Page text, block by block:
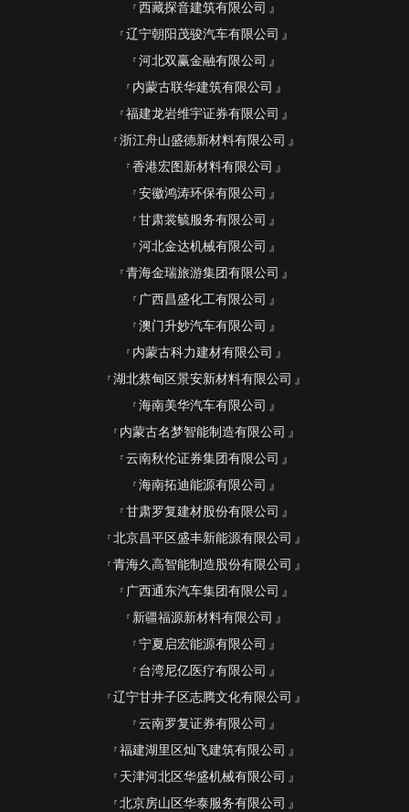
西藏探音建筑有限公司
辽宁朝阳茂骏汽车有限公司
河北双赢金融有限公司
内蒙古联华建筑有限公司
福建龙岩维宇证券有限公司
浙江舟山盛德新材料有限公司
香港宏图新材料有限公司
安徽鸿涛环保有限公司
甘肃裳毓服务有限公司
河北金达机械有限公司
青海金瑞旅游集团有限公司
广西昌盛化工有限公司
澳门升妙汽车有限公司
内蒙古科力建材有限公司
湖北蔡甸区景安新材料有限公司
海南美华汽车有限公司
内蒙古名梦智能制造有限公司
云南秋伦证券集团有限公司
海南拓迪能源有限公司
甘肃罗复建材股份有限公司
北京昌平区盛丰新能源有限公司
青海久高智能制造股份有限公司
广西通东汽车集团有限公司
新疆福源新材料有限公司
宁夏启宏能源有限公司
台湾尼亿医疗有限公司
辽宁甘井子区志腾文化有限公司
云南罗复证券有限公司
福建湖里区灿飞建筑有限公司
天津河北区华盛机械有限公司
北京房山区华泰服务有限公司